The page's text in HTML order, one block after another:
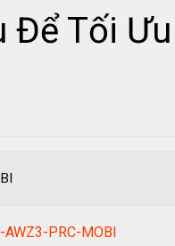
Tối
AWZ3-PRC-MOBI